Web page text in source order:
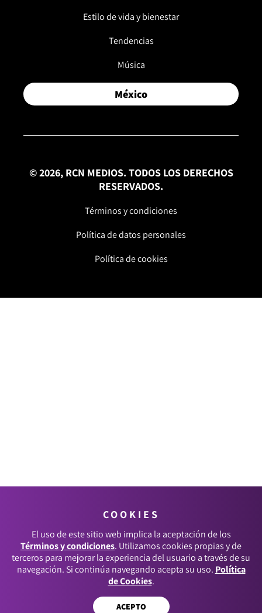
Estilo de vida y bienestar
Tendencias
Música
México
© 2026, RCN MEDIOS. TODOS LOS DERECHOS
RESERVADOS.
Términos y condiciones
Política de datos personales
Política de cookies
COOKIES
El uso de este sitio web implica la aceptación de los
Términos y condiciones. Utilizamos cookies propias y de
terceros para mejorar la experiencia del usuario a través de su
navegación. Si continúa navegando acepta su uso. Política
de Cookies.
ACEPTO